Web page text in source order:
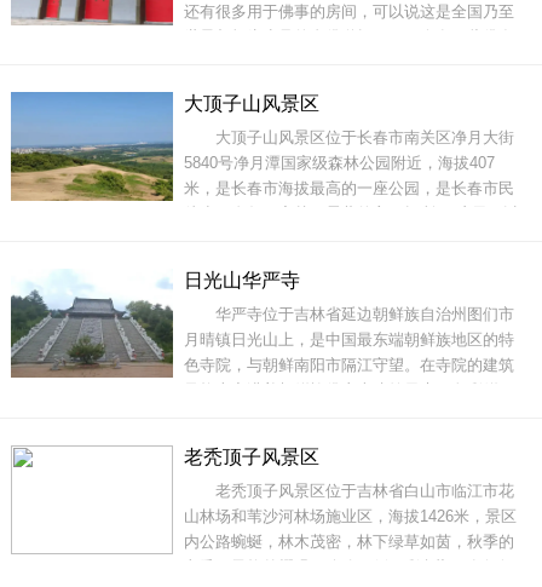
还有很多用于佛事的房间，可以说这是全国乃至
房规模很大,可以说这是全国乃至世界都极为少见
的念佛道场。地址：长春市宽城区新月路44
大顶子山风景区
大顶子山风景区位于长春市南关区净月大街
5840号净月潭国家级森林公园附近，海拔407
米，是长春市海拔最高的一座公园，是长春市民
山，道路平缓。很适合全家一起游览，顺着山路
慢慢前行，周边的林木密布，是深秋的斑斓油
彩，也是独
日光山华严寺
华严寺位于吉林省延边朝鲜族自治州图们市
月晴镇日光山上，是中国最东端朝鲜族地区的特
色寺院，与朝鲜南阳市隔江守望。在寺院的建筑
光山美丽的自然生态环境，充分体现了日光山佛
教寺庙的历史文化价值，是中国寺庙建筑风格和
朝
老秃顶子风景区
老秃顶子风景区位于吉林省白山市临江市花
山林场和苇沙河林场施业区，海拔1426米，景区
内公路蜿蜒，林木茂密，林下绿草如茵，秋季的
老秃顶子格外耀眼，公路两侧五彩斑斓，有红红